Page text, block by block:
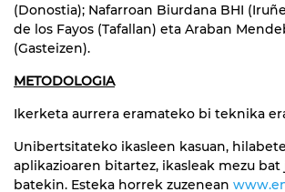
(Donostia); Nafarroan Biurdana BHI
de los Fayos (Tafallan) eta Araban
(Gasteizen).
METODOLOGIA
Ikerketa aurrera eramateko bi teknika
Unibertsitateko ikasleen kasuan,
aplikazioaren bitartez, ikasleak mezu bat
batekin. Esteka horrek zuzenean